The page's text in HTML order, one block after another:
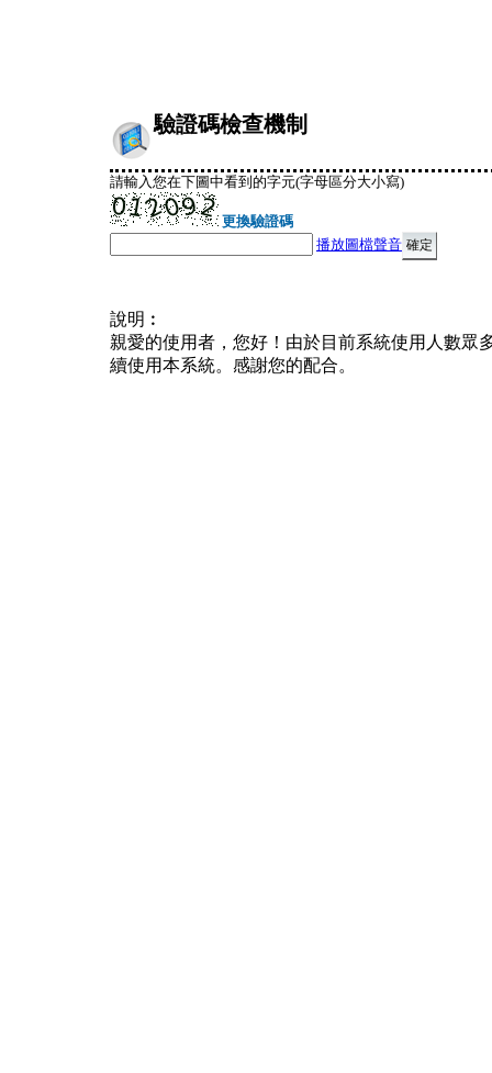
驗證碼檢查機制
請輸入您在下圖中看到的字元(字母區分大小寫)
更換驗證碼
播放圖檔聲音
說明︰
親愛的使用者，您好！由於目前系統使用人數眾
續使用本系統。感謝您的配合。